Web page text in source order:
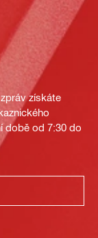
získáte
době od 7:30 do